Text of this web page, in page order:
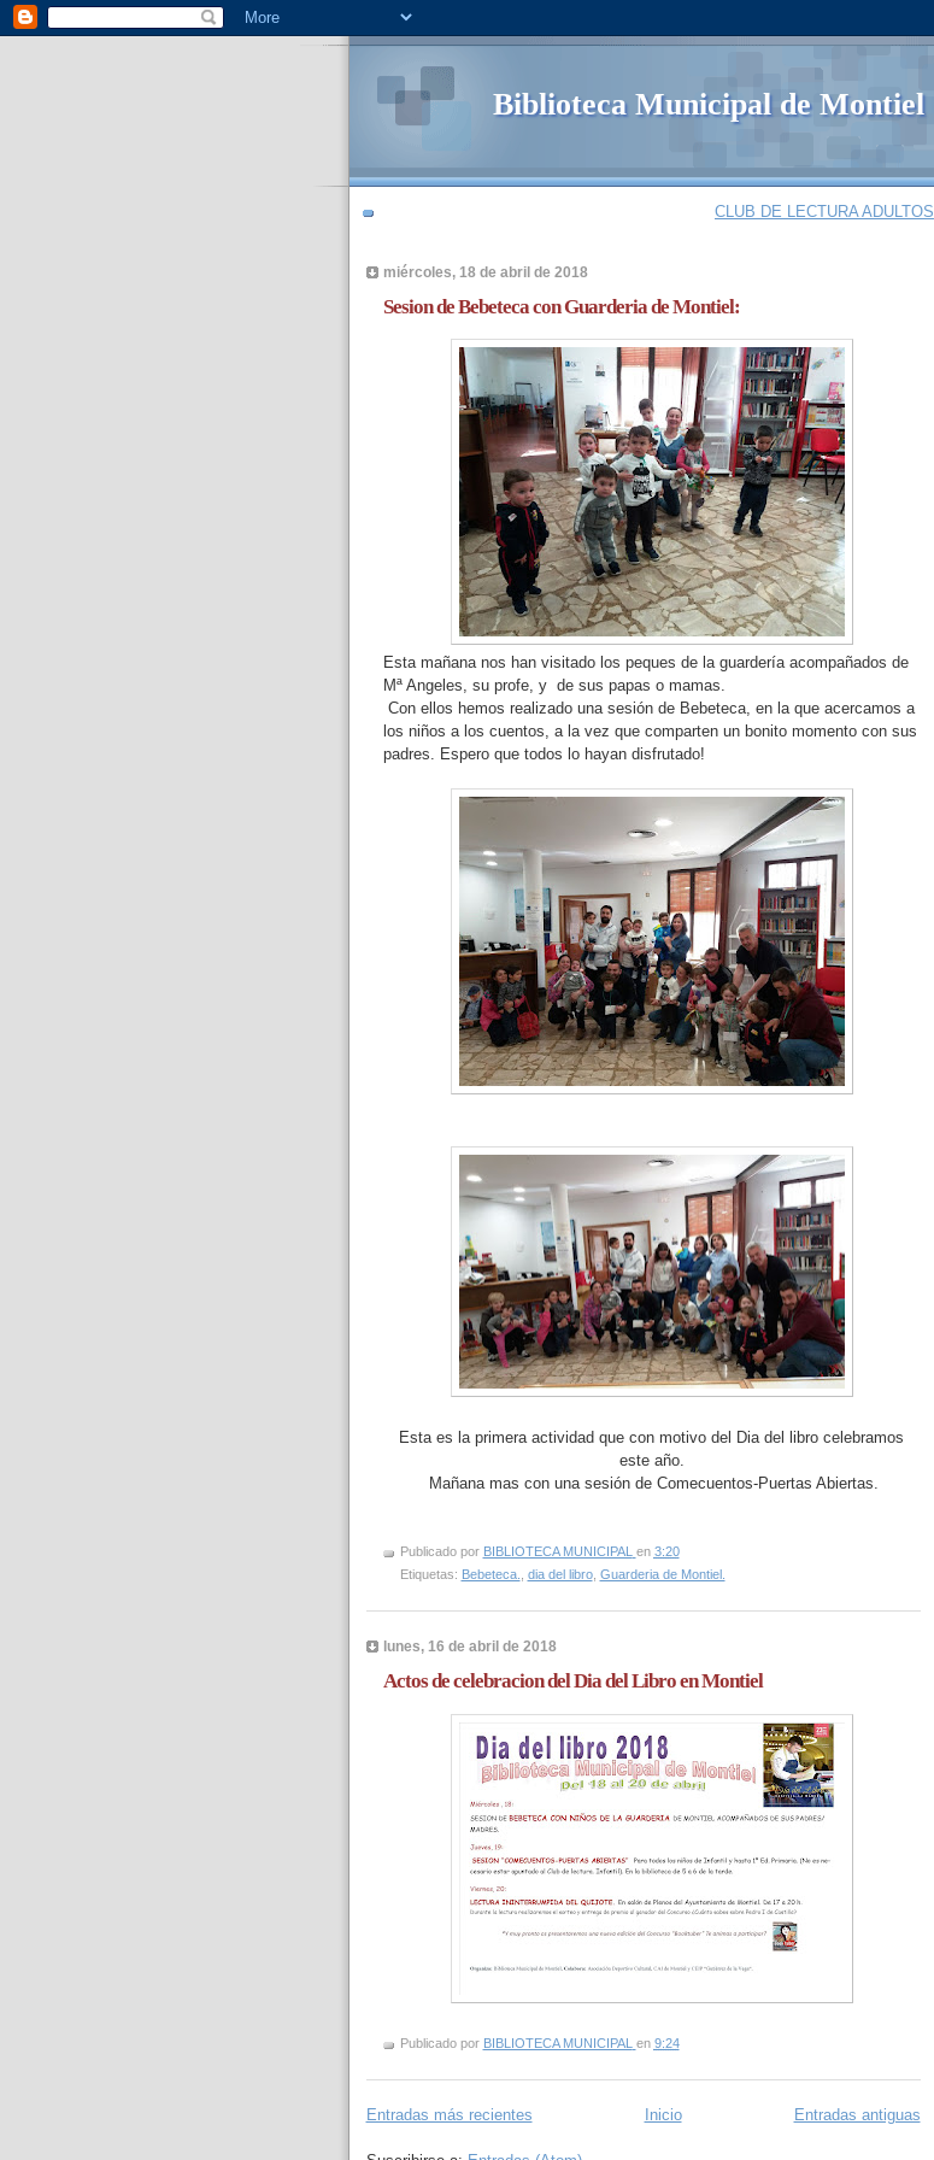
Biblioteca Municipal de Montiel
CLUB DE LECTURA ADULTOS
miércoles, 18 de abril de 2018
Sesion de Bebeteca con Guarderia de Montiel:
Esta mañana nos han visitado los peques de la guardería acompañados de
Mª Angeles, su profe, y de sus papas o mamas.
Con ellos hemos realizado una sesión de Bebeteca, en la que acercamos a
los niños a los cuentos, a la vez que comparten un bonito momento con sus
padres. Espero que todos lo hayan disfrutado!
Esta es la primera actividad que con motivo del Dia del libro celebramos
este año.
Mañana mas con una sesión de Comecuentos-Puertas Abiertas.
Publicado por BIBLIOTECA MUNICIPAL en 3:20
Etiquetas: Bebeteca., dia del libro, Guarderia de Montiel.
lunes, 16 de abril de 2018
Actos de celebracion del Dia del Libro en Montiel
Publicado por BIBLIOTECA MUNICIPAL en 9:24
Entradas más recientes Entradas antiguas
Inicio